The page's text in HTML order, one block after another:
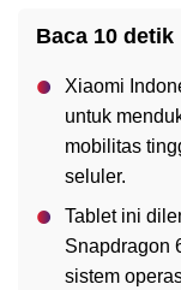
Baca 10 detik
Xiaomi
untuk
mobilitas
seluler.
Tablet ini
Snapdragon
sistem